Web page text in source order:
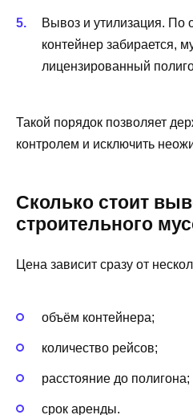
Вывоз и утилизация. По
контейнер забирается,
лицензированный
Такой порядок позволяет
контролем и исключить
Сколько стоит
строительного
Цена зависит сразу от
объём контейнера;
количество рейсов;
расстояние до полигона;
срок аренды.